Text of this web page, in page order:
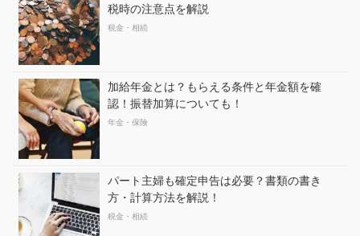
税時の注意点を解説
税金・相続
加給年金とは？もらえる条件と年金額を確
認！振替加算についても！
年金・保険
パート主婦も確定申告は必要？書類の書き
方・計算方法を解説！
税金・相続